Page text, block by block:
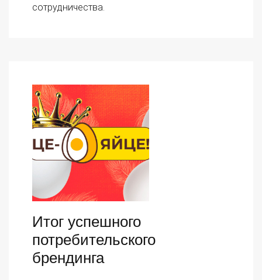
сотрудничества.
Итог успешного
потребительского
брендинга